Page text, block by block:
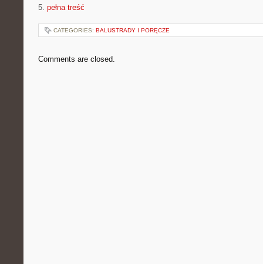
5. pełna treść
CATEGORIES: BALUSTRADY I PORĘCZE
Comments are closed.